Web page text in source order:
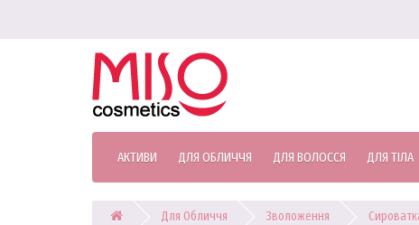
АКТИВИ ДЛЯ ОБЛИЧЧЯ ДЛЯ ВОЛОССЯ ДЛЯ ТІЛА
Для Обличчя Зволоження